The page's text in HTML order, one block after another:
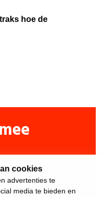
cookies
advertenties te
media te bieden en
hoe de